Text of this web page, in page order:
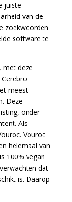
juiste
van de
zoekwoorden
software te
met deze
meest
Deze
onder
Als
Vouroc
helemaal van
100% vegan
dat
is. Daarop